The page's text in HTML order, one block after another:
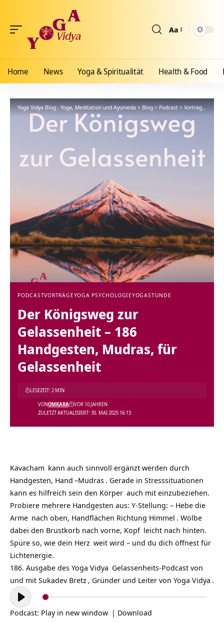
Aa
Home News Yoga & Spiritualität Health & Food
Yoga Vidya Blog - Yoga, Meditation und Ayurveda>Blog>Podcast>Vorträge >Der
PODCASTVORTRÄGEYOGA PSYCHOLOGIEYOGASTUNDE
Der Königsweg zur
Gelassenheit – 186
Handgesten, Mudras, für
Gelassenheit
ZULETZT AKTUALISIERT: 30. MAI 2025 16:13
VONOMKARA VOR 10 JAHREN
LESEZEIT: 2 MIN
Kavacham kann auch sinnvoll ergänzt werden durch
Handgesten, Hand –Mudras . Gerade in Stresssituationen
kann es hilfreich sein den Körper auch mit einzubeziehen.
Probiere mehrere Handgesten aus: Y-Stellung: – Hebe die
Arme nach oben, Handflächen Richtung Himmel . Wölbe
dabei den Brustkorb nach vorne, Kopf leicht nach hinten.
Spüre so, wie dein Herz weit wird – und du dich öffnest für
Lichtenergie.
186. Ausgabe des Yoga Vidya Gelassenheits-Podcast von
und mit Sukadev Bretz , Gründer und Leiter von Yoga Vidya .
Audio-
Player
Podcast: Play in new window | Download